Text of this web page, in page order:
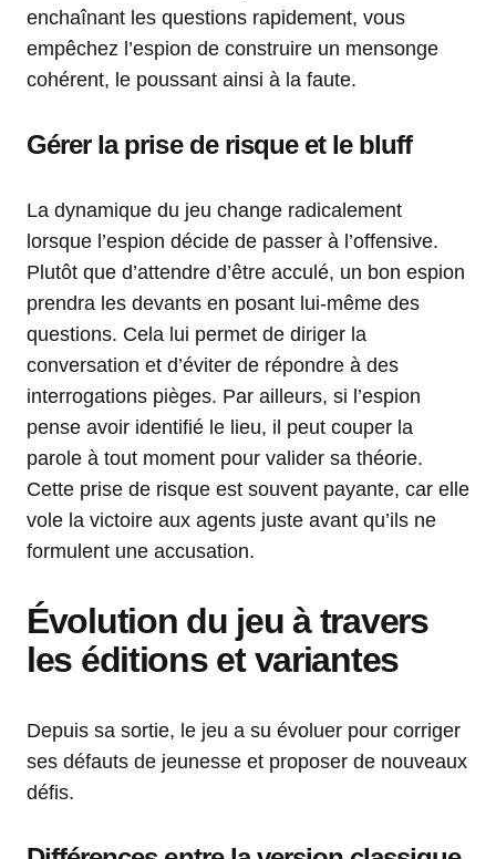
enchaînant les questions rapidement, vous
empêchez l’espion de construire un mensonge
cohérent, le poussant ainsi à la faute.
Gérer la prise de risque et le bluff
La dynamique du jeu change radicalement
lorsque l’espion décide de passer à l’offensive.
Plutôt que d’attendre d’être acculé, un bon espion
prendra les devants en posant lui-même des
questions. Cela lui permet de diriger la
conversation et d’éviter de répondre à des
interrogations pièges. Par ailleurs, si l’espion
pense avoir identifié le lieu, il peut couper la
parole à tout moment pour valider sa théorie.
Cette prise de risque est souvent payante, car elle
vole la victoire aux agents juste avant qu’ils ne
formulent une accusation.
Évolution du jeu à travers
les éditions et variantes
Depuis sa sortie, le jeu a su évoluer pour corriger
ses défauts de jeunesse et proposer de nouveaux
défis.